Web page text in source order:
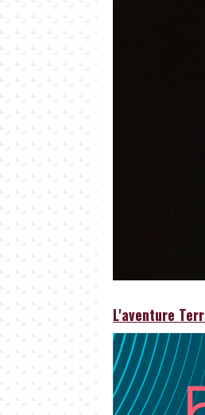
L'aventure